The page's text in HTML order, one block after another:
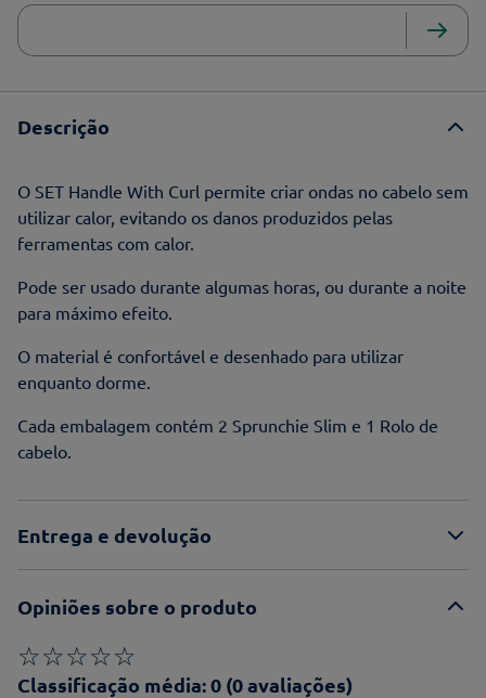
Descrição
O SET Handle With Curl permite criar ondas no cabelo sem
utilizar calor, evitando os danos produzidos pelas
ferramentas com calor.
Pode ser usado durante algumas horas, ou durante a noite
para máximo efeito.
O material é confortável e desenhado para utilizar
enquanto dorme.
Cada embalagem contém 2 Sprunchie Slim e 1 Rolo de
cabelo.
Entrega e devolução
Opiniões sobre o produto
☆☆☆☆☆
Classificação média: 0 (0 avaliações)